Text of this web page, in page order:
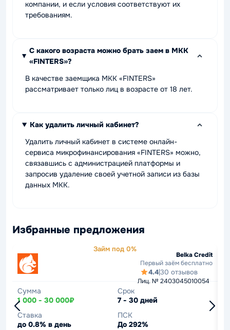
компании, и если условия соответствуют их
требованиям.
С какого возраста можно брать заем в МКК
«FINTERS»?
В качестве заемщика МКК «FINTERS»
рассматривает только лиц в возрасте от 18 лет.
Как удалить личный кабинет?
Удалить личный кабинет в системе онлайн-
сервиса микрофинансирования «FINTERS» можно,
связавшись с администрацией платформы и
запросив удаление своей учетной записи из базы
данных МКК.
Избранные предложения
Займ под 0%
Belka Credit
Первый заём бесплатно
Лиц. № 2403045010054
4.4|30 отзывов
Сумма
1 000 - 30 000₽
Срок
7 - 30 дней
Ставка
до 0.8% в день
ПСК
До 292%